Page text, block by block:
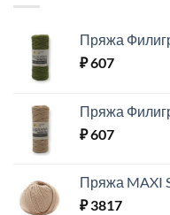
Пряжа
₽607
Пряжа
₽607
Пряжа MAXI
₽3817